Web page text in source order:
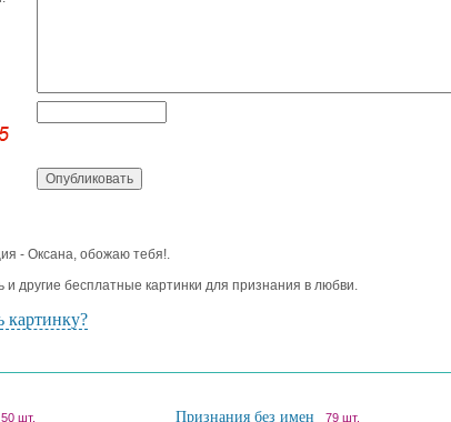
- Оксана, обожаю тебя!.
и другие бесплатные картинки для признания в любви.
картинку?
50 шт. Признания без имен 79 шт.